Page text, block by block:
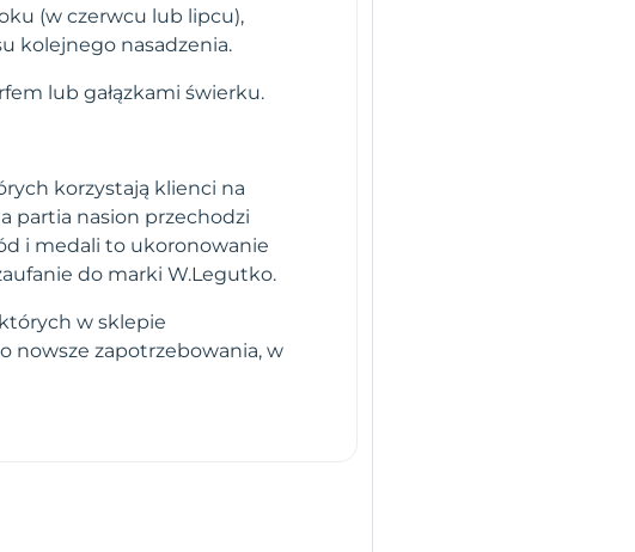
(w czerwcu lub lipcu),
kolejnego nasadzenia.
lub gałązkami świerku.
korzystają klienci na
partia nasion przechodzi
i medali to ukoronowanie
do marki W.Legutko.
w sklepie
nowsze zapotrzebowania, w